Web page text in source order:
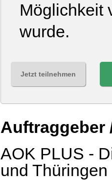
Möglichkeit
wurde.
Jetzt teilnehmen
Auftraggeber
AOK PLUS -
und Thüringen